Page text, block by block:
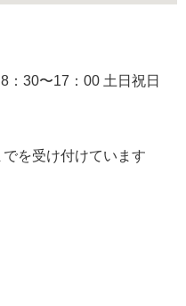
30〜17：00 土日祝日
を受け付けています